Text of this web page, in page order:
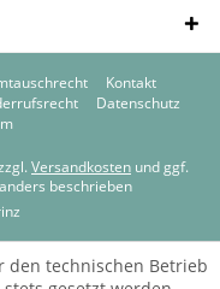
Kontakt
Datenschutz
Versandkosten und ggf.
beschrieben
den technischen Betrieb